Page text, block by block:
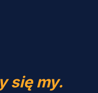
się my.